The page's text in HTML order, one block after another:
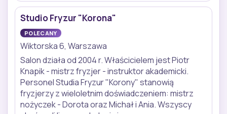
Studio Fryzur "Korona"
POLECANY
Wiktorska 6, Warszawa
Salon działa od 2004 r. Właścicielem jest Piotr
Knapik - mistrz fryzjer - instruktor akademicki.
Personel Studia Fryzur "Korony" stanowią
fryzjerzy z wieloletnim doświadczeniem: mistrz
nożyczek - Dorota oraz Michał i Ania. Wszyscy